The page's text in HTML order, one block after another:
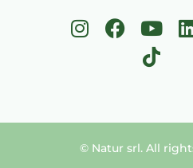
I
n
g
r
F
a
o
o
Y
o
u
b
e
i
i
T
i
k
k
© Natur srl. All